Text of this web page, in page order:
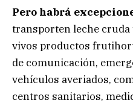
Pero habrá
transporten leche cruda
vivos productos
de comunicación,
vehículos averiados,
centros sanitarios,